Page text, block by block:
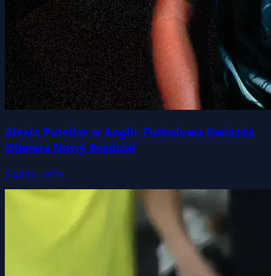
Alexia Putellas w Anglii: Futbolowa Gwiazda
Otwiera Nowy Rozdział
5 godz. temu